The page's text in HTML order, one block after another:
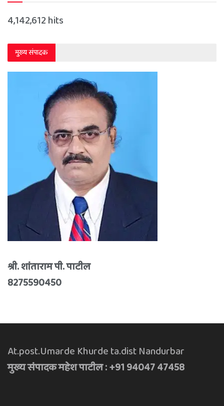
4,142,612 hits
मुख्य संपादक
श्री. शांताराम पी. पाटील
8275590450
At.post.Umarde Khurde ta.dist Nandurbar
मुख्य संपादक महेश पाटील : +91 94047 47458